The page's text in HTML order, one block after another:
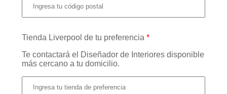
Tienda Liverpool de tu preferencia *
Te contactará el Diseñador de Interiores disponible
más cercano a tu domicilio.